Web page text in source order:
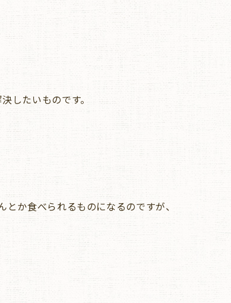
したいものです。
か食べられるものになるのですが、